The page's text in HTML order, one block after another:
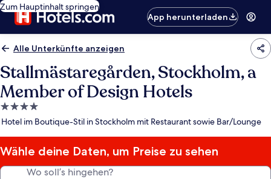
Zum Hauptinhalt springen
App herunterladen
Alle Unterkünfte anzeigen
Stallmästaregården, Stockholm, a
Member of Design Hotels
4.0-
Sterne-
Hotel im Boutique-Stil in Stockholm mit Restaurant sowie Bar/Lounge
Wähle deine Daten, um Preise zu sehen
Wo soll’s hingehen?